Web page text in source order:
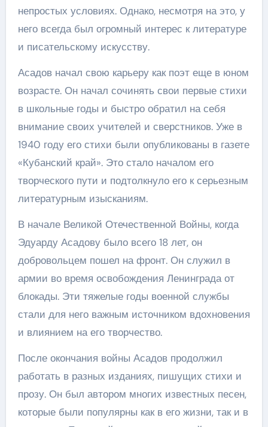
непростых условиях. Однако, несмотря на это, у
него всегда был огромный интерес к литературе
и писательскому искусству.
Асадов начал свою карьеру как поэт еще в юном
возрасте. Он начал сочинять свои первые стихи
в школьные годы и быстро обратил на себя
внимание своих учителей и сверстников. Уже в
1940 году его стихи были опубликованы в газете
«Кубанский край». Это стало началом его
творческого пути и подтолкнуло его к серьезным
литературным изысканиям.
В начале Великой Отечественной Войны, когда
Эдуарду Асадову было всего 18 лет, он
добровольцем пошел на фронт. Он служил в
армии во время освобождения Ленинграда от
блокады. Эти тяжелые годы военной службы
стали для него важным источником вдохновения
и влиянием на его творчество.
После окончания войны Асадов продолжил
работать в разных изданиях, пишущих стихи и
прозу. Он был автором многих известных песен,
которые были популярны как в его жизни, так и в